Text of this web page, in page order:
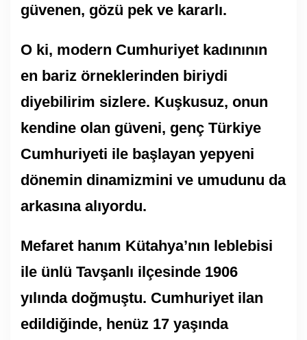
güvenen, gözü pek ve kararlı.
O ki, modern Cumhuriyet kadınının
en bariz örneklerinden biriydi
diyebilirim sizlere. Kuşkusuz, onun
kendine olan güveni, genç Türkiye
Cumhuriyeti ile başlayan yepyeni
dönemin dinamizmini ve umudunu da
arkasına alıyordu.
Mefaret hanım Kütahya’nın leblebisi
ile ünlü Tavşanlı ilçesinde 1906
yılında doğmuştu. Cumhuriyet ilan
edildiğinde, henüz 17 yaşında